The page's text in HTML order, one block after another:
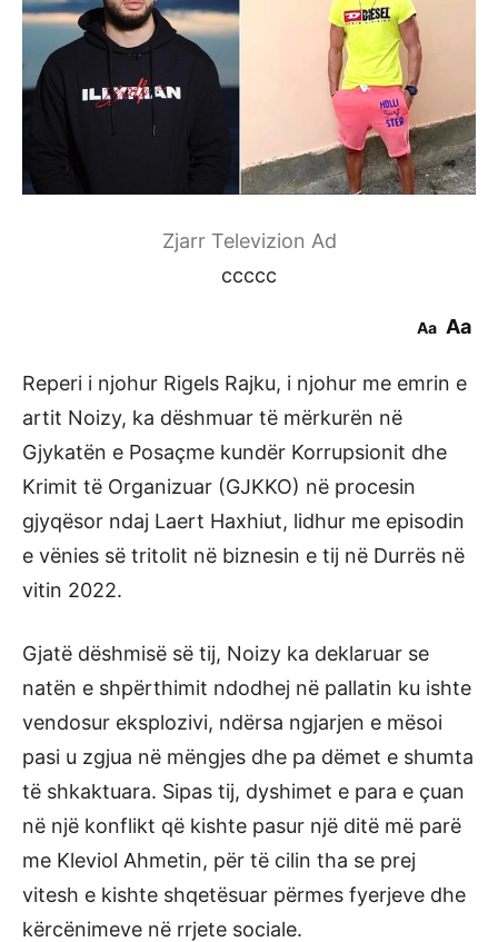
Zjarr Televizion Ad
ccccc
Aa Aa
Reperi i njohur Rigels Rajku, i njohur me emrin e
artit Noizy, ka dëshmuar të mërkurën në
Gjykatën e Posaçme kundër Korrupsionit dhe
Krimit të Organizuar (GJKKO) në procesin
gjyqësor ndaj Laert Haxhiut, lidhur me episodin
e vënies së tritolit në biznesin e tij në Durrës në
vitin 2022.
Gjatë dëshmisë së tij, Noizy ka deklaruar se
natën e shpërthimit ndodhej në pallatin ku ishte
vendosur eksplozivi, ndërsa ngjarjen e mësoi
pasi u zgjua në mëngjes dhe pa dëmet e shumta
të shkaktuara. Sipas tij, dyshimet e para e çuan
në një konflikt që kishte pasur një ditë më parë
me Kleviol Ahmetin, për të cilin tha se prej
vitesh e kishte shqetësuar përmes fyerjeve dhe
kërcënimeve në rrjete sociale.